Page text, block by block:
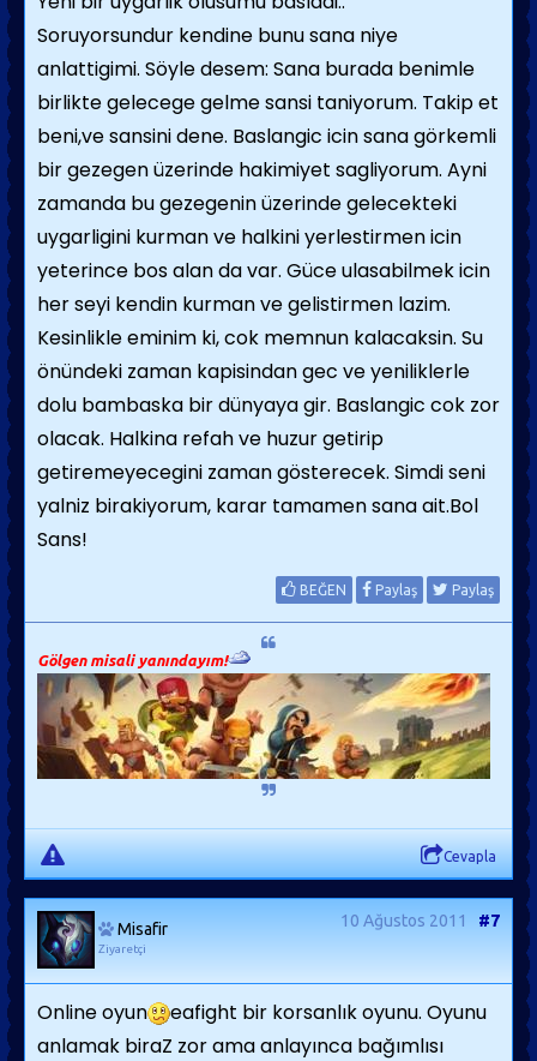
Soruyorsundur kendine bunu sana niye
anlattigimi. Söyle desem: Sana burada benimle
birlikte gelecege gelme sansi taniyorum. Takip et
beni,ve sansini dene. Baslangic icin sana görkemli
bir gezegen üzerinde hakimiyet sagliyorum. Ayni
zamanda bu gezegenin üzerinde gelecekteki
uygarligini kurman ve halkini yerlestirmen icin
yeterince bos alan da var. Güce ulasabilmek icin
her seyi kendin kurman ve gelistirmen lazim.
Kesinlikle eminim ki, cok memnun kalacaksin. Su
önündeki zaman kapisindan gec ve yeniliklerle
dolu bambaska bir dünyaya gir. Baslangic cok zor
olacak. Halkina refah ve huzur getirip
getiremeyecegini zaman gösterecek. Simdi seni
yalniz birakiyorum, karar tamamen sana ait.Bol
Sans!
BEĞEN Paylaş Paylaş
Gölgen misali yanındayım!
Cevapla
Misafir
Ziyaretçi
10 Ağustos 2011 #7
Online oyun
eafight bir korsanlık oyunu. Oyunu
anlamak biraZ zor ama anlayınca bağımlısı